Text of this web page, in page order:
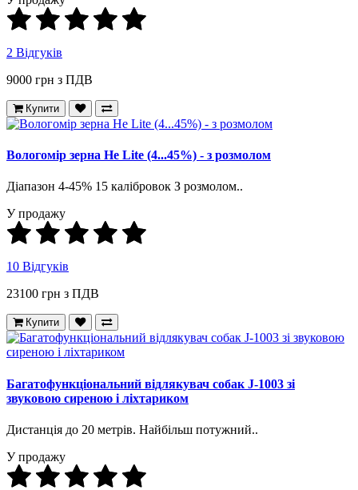
2 Відгуків
9000 грн з ПДВ
Купити
Вологомір зерна He Lite (4...45%) - з розмолом
Діапазон 4-45% 15 калібровок З розмолом..
У продажу
10 Відгуків
23100 грн з ПДВ
Купити
Багатофункціональний відлякувач собак J-1003 зі
звуковою сиреною і ліхтариком
Дистанція до 20 метрів. Найбільш потужний..
У продажу